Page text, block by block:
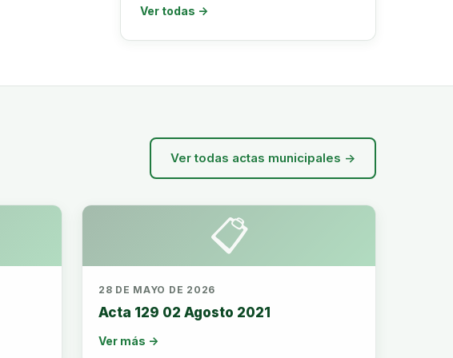
Ver todas →
Ver todas actas municipales →
📋
28 DE MAYO DE 2026
Acta 129 02 Agosto 2021
Ver más →